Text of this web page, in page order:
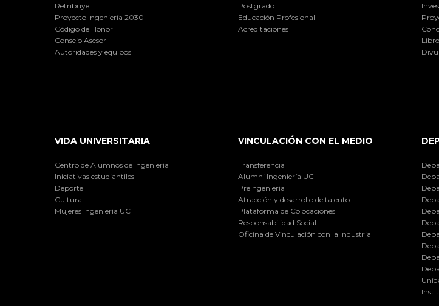
Retribuye
Proyecto Ingeniería 2030
Código de Honor
Consejo Asesor
Autoridades y equipos
Postgrado
Educación Profesional
Acreditaciones
VIDA UNIVERSITARIA
Centro de Alumnos de Ingeniería
Iniciativas estudiantiles
Deporte
Cultura
Mujeres Ingeniería UC
VINCULACIÓN CON EL MEDIO
Transferencia
Alumni Ingeniería UC
Preingeniería
Atracción y desarrollo de talento
Plataforma de Colocaciones
Responsabilidad Social
Oficina de Vinculación con la Industria